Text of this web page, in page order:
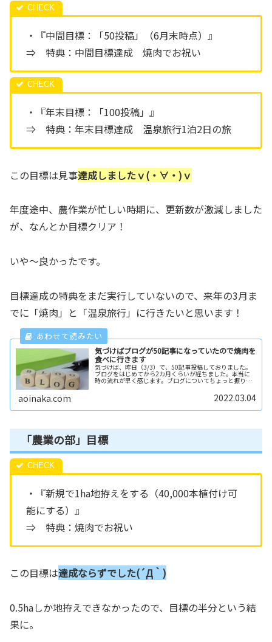
・『中間目標：「50投稿」（6月末時点）』
⇒ 特典：中間目標達成 焼肉でお祝い
・『年末目標：「100投稿」』
⇒ 特典：年末目標達成 温泉旅行1泊2日の旅
この目標は見事達成しましたｖ(・∀・)ｖ
年度途中、農作業が忙しい時期に、更新数が激減しました
が、なんとか目標クリア！
いや～良かったです。
目標達成の特典をまだ実行していないので、来年の3月ま
でに「焼肉」と「温泉旅行」に行きたいと思います！
気づけばブログが50記事になっていたので焼肉を
食べに行きます
気づけば、昨日（3/3）で、50記事投稿しておりました。
ブログをはじめてから2カ月くらいが経ちました。本当に
時の流れが早く感じます。ブログについてちょっと振り返
aoinaka.com 2022.03.04
「農業の部」目標
・『新規で1ha地拵えをする（40,000本植付け可
能にする）』
⇒ 特典：焼肉でお祝い
この目標は達成ならずでした(´Д｀)
0.5haしか地拵えできなかったので、目標の半分という結
果に。